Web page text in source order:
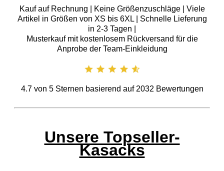
Kauf auf Rechnung | Keine Größenzuschläge | Viele
Artikel in Größen von XS bis 6XL | Schnelle Lieferung
in 2-3 Tagen |
Musterkauf mit kostenlosem Rückversand für die
Anprobe der Team-Einkleidung
4.7von 5Sternen basierend auf 2032 Bewertungen
Unsere Topseller-
Kasacks